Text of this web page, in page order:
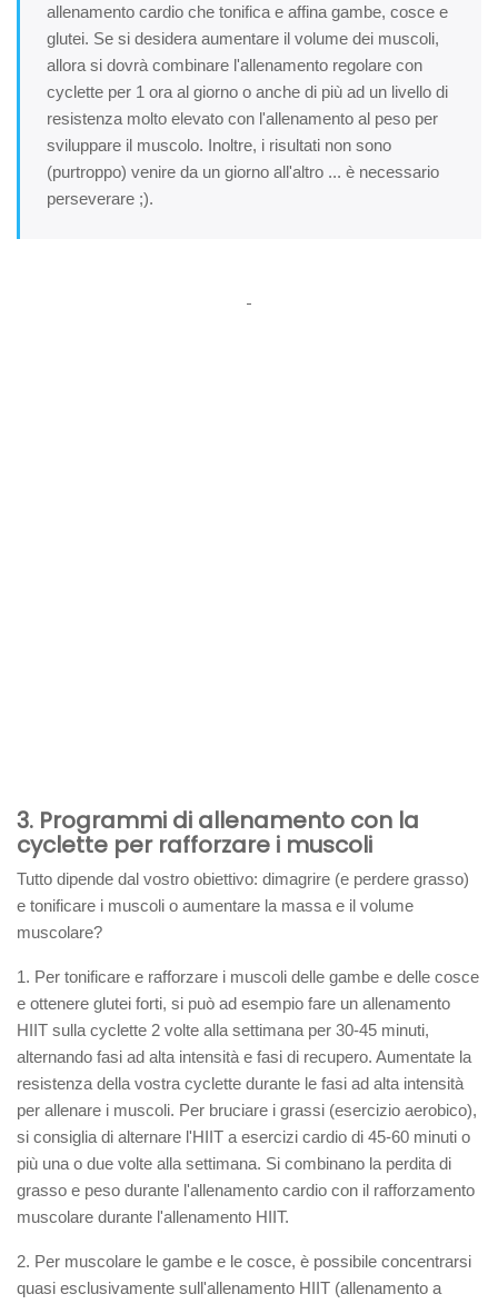
allenamento cardio che tonifica e affina gambe, cosce e
glutei. Se si desidera aumentare il volume dei muscoli,
allora si dovrà combinare l'allenamento regolare con
cyclette per 1 ora al giorno o anche di più ad un livello di
resistenza molto elevato con l'allenamento al peso per
sviluppare il muscolo. Inoltre, i risultati non sono
(purtroppo) venire da un giorno all'altro ... è necessario
perseverare ;).
3. Programmi di allenamento con la
cyclette per rafforzare i muscoli
Tutto dipende dal vostro obiettivo: dimagrire (e perdere grasso)
e tonificare i muscoli o aumentare la massa e il volume
muscolare?
1. Per tonificare e rafforzare i muscoli delle gambe e delle cosce
e ottenere glutei forti, si può ad esempio fare un allenamento
HIIT sulla cyclette 2 volte alla settimana per 30-45 minuti,
alternando fasi ad alta intensità e fasi di recupero. Aumentate la
resistenza della vostra cyclette durante le fasi ad alta intensità
per allenare i muscoli. Per bruciare i grassi (esercizio aerobico),
si consiglia di alternare l'HIIT a esercizi cardio di 45-60 minuti o
più una o due volte alla settimana. Si combinano la perdita di
grasso e peso durante l'allenamento cardio con il rafforzamento
muscolare durante l'allenamento HIIT.
2. Per muscolare le gambe e le cosce, è possibile concentrarsi
quasi esclusivamente sull'allenamento HIIT (allenamento a